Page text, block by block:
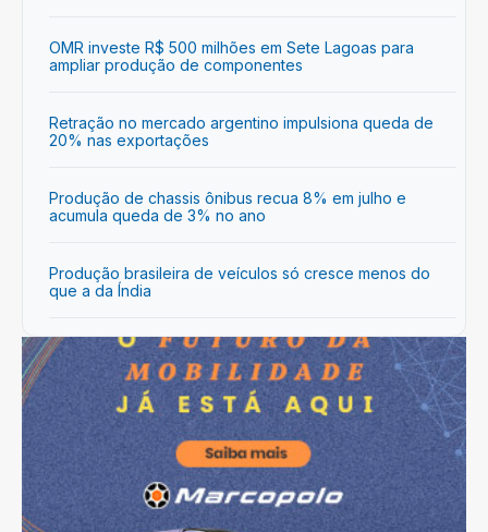
OMR investe R$ 500 milhões em Sete Lagoas para
ampliar produção de componentes
Retração no mercado argentino impulsiona queda de
20% nas exportações
Produção de chassis ônibus recua 8% em julho e
acumula queda de 3% no ano
Produção brasileira de veículos só cresce menos do
que a da Índia